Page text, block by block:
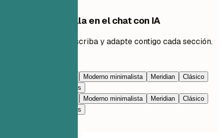
Edita esta plantilla en el chat con IA
Pide a la IA que reescriba y adapte contigo cada sección.
Moderno minimalista Meridian
Clásico
Nimbus
Moderno minimalista Meridian
Clásico
Nimbus